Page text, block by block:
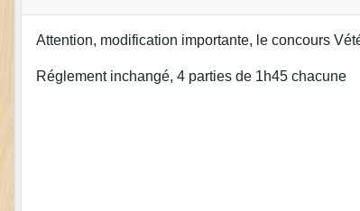
Attention, modification importante, le concours
Réglement inchangé, 4 parties de 1h45 chacune